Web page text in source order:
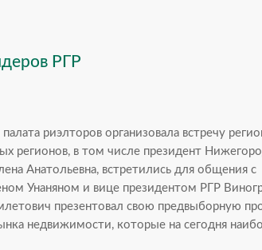
РГР
риэлторов организовала встречу
регионов, в том числе президент
Анатольевна, встретились для общения с
Унаняном и вице президентом РГР
презентовал свою предвыборную
недвижимости, которые на сегодня